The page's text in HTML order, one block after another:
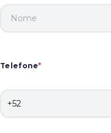
Telefone*